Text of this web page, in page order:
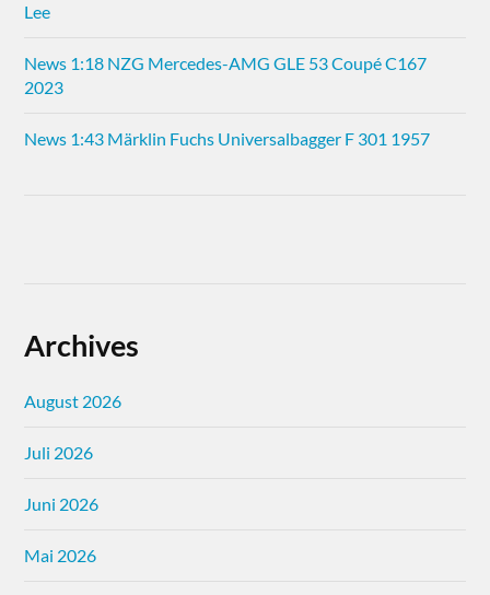
Lee
News 1:18 NZG Mercedes-AMG GLE 53 Coupé C167
2023
News 1:43 Märklin Fuchs Universalbagger F 301 1957
Archives
August 2026
Juli 2026
Juni 2026
Mai 2026